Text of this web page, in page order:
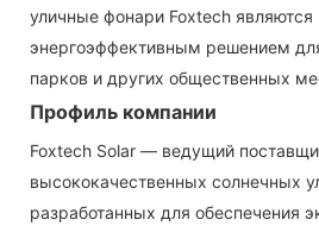
уличные фонари Foxtech
энергоэффективным решением
парков и других общественных
Профиль компании
Foxtech Solar — ведущий
высококачественных солнечных
разработанных для обеспечения